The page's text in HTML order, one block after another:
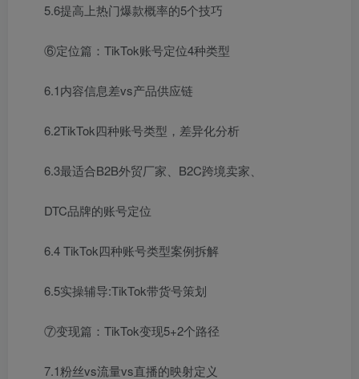
5.6提高上热门爆款概率的5个技巧
⑥定位篇：TikTok账号定位4种类型
6.1内容信息差vs产品供应链
6.2TikTok四种账号类型，差异化分析
6.3最适合B2B外贸厂家、B2C跨境卖家、
DTC品牌的账号定位
6.4 TikTok四种账号类型案例拆解
6.5实操辅导:TikTok带货号策划
⑦变现篇：TikTok变现5+2个路径
7.1粉丝vs流量vs直播的映射定义